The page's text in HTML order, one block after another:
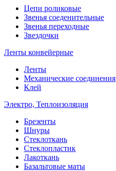
Цепи роликовые
Звенья соеденительные
Звенья переходные
Звездочки
Ленты конвейерные
Ленты
Механические соединения
Клей
Электро, Теплоизоляция
Брезенты
Шнуры
Стеклоткань
Стеклопластик
Лакоткань
Базальтовые маты